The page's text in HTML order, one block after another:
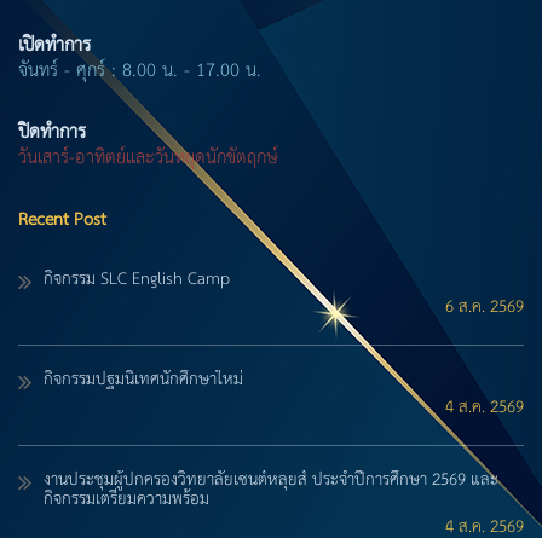
เปิดทำการ
จันทร์ - ศุกร์ : 8.00 น. - 17.00 น.
ปิดทำการ
วันเสาร์-อาทิตย์และวันหยุดนักขัตฤกษ์
Recent Post
กิจกรรม SLC English Camp
6 ส.ค. 2569
กิจกรรมปฐมนิเทศนักศึกษาใหม่
4 ส.ค. 2569
งานประชุมผู้ปกครองวิทยาลัยเซนต์หลุยส์ ประจำปีการศึกษา 2569 และ
กิจกรรมเตรียมความพร้อม
4 ส.ค. 2569